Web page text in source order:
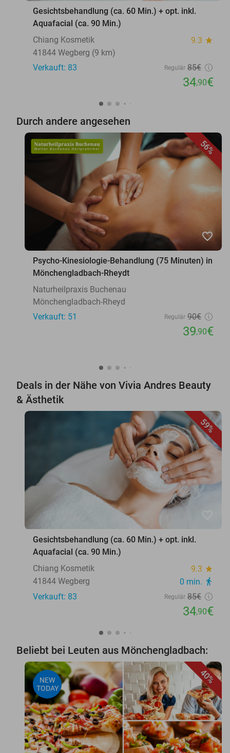
Gesichtsbehandlung (ca. 60 Min.) + opt. inkl.
Aquafacial (ca. 90 Min.)
Chiang Kosmetik
9.3 star
41844 Wegberg (9 km)
Verkauft: 83
Regulär 85€
34,90€
Durch andere angesehen
56%
favorite_border
Psycho-Kinesiologie-Behandlung (75 Minuten) in
Mönchengladbach-Rheydt
Naturheilpraxis Buchenau
Mönchengladbach-Rheyd
Verkauft: 51
Regulär 90€
39,90€
Deals in der Nähe von Vivia Andres Beauty
& Ästhetik
59%
Gesichtsbehandlung (ca. 60 Min.) + opt. inkl.
Aquafacial (ca. 90 Min.)
Chiang Kosmetik
9.3 star
41844 Wegberg 0 min. directions_walk
Verkauft: 83 Regulär 85€
34,90€
Beliebt bei Leuten aus Mönchengladbach:
40%
NEW
TODAY